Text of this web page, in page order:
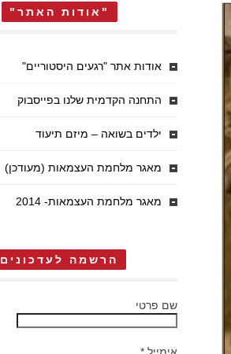
"אודות האתר"
אודות אתר "רגעים היסטוריים"
התחנה הקדמית שלנו בפייסבוק
ילדים בשואה – מיזם תיעוד
מאגר מלחמת העצמאות (מעודכן)
מאגר מלחמת העצמאות- 2014
הרשמה לעדכונים
שם פרטי